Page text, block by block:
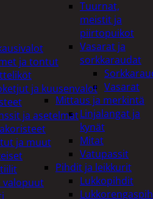
Tuurnat,
meistit ja
piirtopuikot
Vasarat ja
sorkkaraudat
Vasarat
Mittaus ja merkintä
Linjalangat ja
kynät
Mitat
Vatupassit
Pihdit ja leikkurit
Lukkopihdit
ja tontut
ja kuusenvalot
ja asetelmat
ja muut
valopuut